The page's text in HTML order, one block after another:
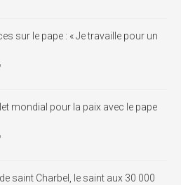
sur le pape : « Je travaille pour un
mondial pour la paix avec le pape
saint Charbel, le saint aux 30 000